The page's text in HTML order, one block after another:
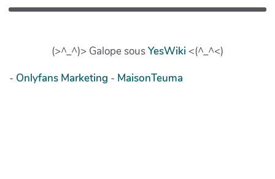
(>^_^)> Galope sousYesWiki <(^_^<)
- Onlyfans Marketing - MaisonTeuma